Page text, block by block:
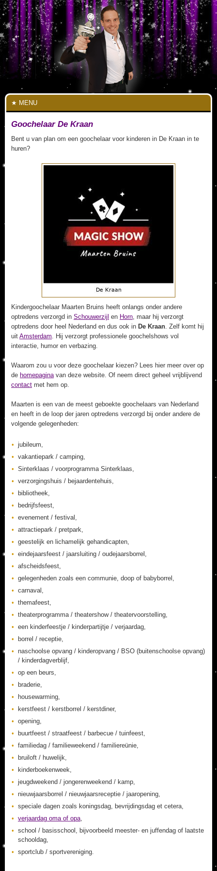
MENU
Goochelaar De Kraan
Bent u van plan om een goochelaar voor kinderen in De Kraan in te
huren?
Kindergoochelaar Maarten Bruins heeft onlangs onder andere
optredens verzorgd in Schouwerzijl en Horn, maar hij verzorgt
optredens door heel Nederland en dus ook in De Kraan. Zelf komt hij
uit Amsterdam. Hij verzorgt professionele goochelshows vol
interactie, humor en verbazing.
Waarom zou u voor deze goochelaar kiezen? Lees hier meer over op
de homepaginavan deze website. Of neem direct geheel vrijblijvend
contact met hem op.
Maarten is een van de meest geboekte goochelaars van Nederland
en heeft in de loop der jaren optredens verzorgd bij onder andere de
volgende gelegenheden:
jubileum,
vakantiepark / camping,
Sinterklaas / voorprogramma Sinterklaas,
verzorgingshuis / bejaardentehuis,
bibliotheek,
bedrijfsfeest,
evenement / festival,
attractiepark / pretpark,
geestelijk en lichamelijk gehandicapten,
eindejaarsfeest / jaarsluiting / oudejaarsborrel,
afscheidsfeest,
gelegenheden zoals een communie, doop of babyborrel,
carnaval,
themafeest,
theaterprogramma / theatershow / theatervoorstelling,
een kinderfeestje / kinderpartijtje / verjaardag,
borrel / receptie,
naschoolse opvang / kinderopvang / BSO (buitenschoolse opvang)
/ kinderdagverblijf,
op een beurs,
braderie,
housewarming,
kerstfeest / kerstborrel / kerstdiner,
opening,
buurtfeest / straatfeest / barbecue / tuinfeest,
familiedag / familieweekend / familiereünie,
bruiloft / huwelijk,
kinderboekenweek,
jeugdweekend / jongerenweekend / kamp,
nieuwjaarsborrel / nieuwjaarsreceptie / jaaropening,
speciale dagen zoals koningsdag, bevrijdingsdag et cetera,
verjaardag oma of opa,
school / basisschool, bijvoorbeeld meester- en juffendag of laatste
schooldag,
sportclub / sportvereniging.